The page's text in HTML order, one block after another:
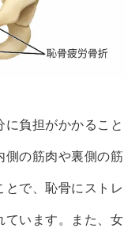
に負担がかかること
側の筋肉や裏側の筋
とで、恥骨にストレ
ています。また、女